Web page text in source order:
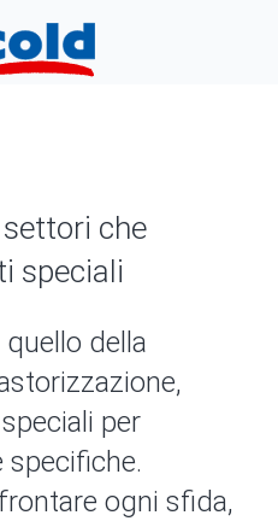
che
speciali
della
per
specifiche.
ogni sfida,